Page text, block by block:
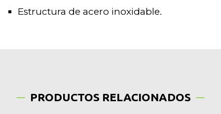
Estructura de acero inoxidable.
PRODUCTOS RELACIONADOS